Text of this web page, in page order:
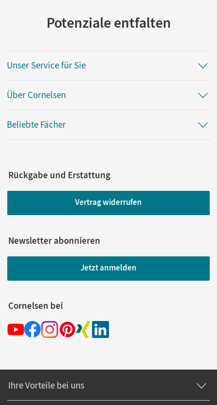
Potenziale entfalten
Unser Service für Sie
Über Cornelsen
Beliebte Fächer
Rückgabe und Erstattung
Vertrag widerrufen
Newsletter abonnieren
Jetzt anmelden
Cornelsen bei
Ihre Vorteile bei uns